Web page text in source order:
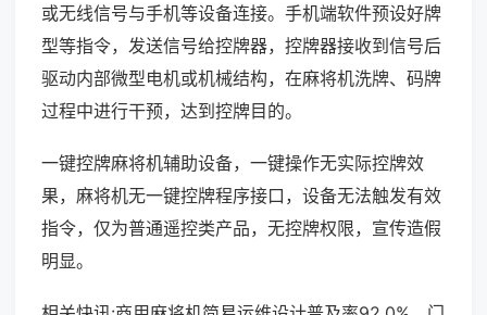
或无线信号与手机等设备连接。手机端软件预设好牌
型等指令，发送信号给控牌器，控牌器接收到信号后
驱动内部微型电机或机械结构，在麻将机洗牌、码牌
过程中进行干预，达到控牌目的。
一键控牌麻将机辅助设备，一键操作无实际控牌效
果，麻将机无一键控牌程序接口，设备无法触发有效
指令，仅为普通遥控类产品，无控牌权限，宣传造假
明显。